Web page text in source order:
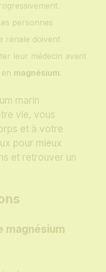
personnes
rénale doivent
leur médecin avant
magnésium.
marin
vie, vous
et à votre
pour mieux
et retrouver un
magnésium